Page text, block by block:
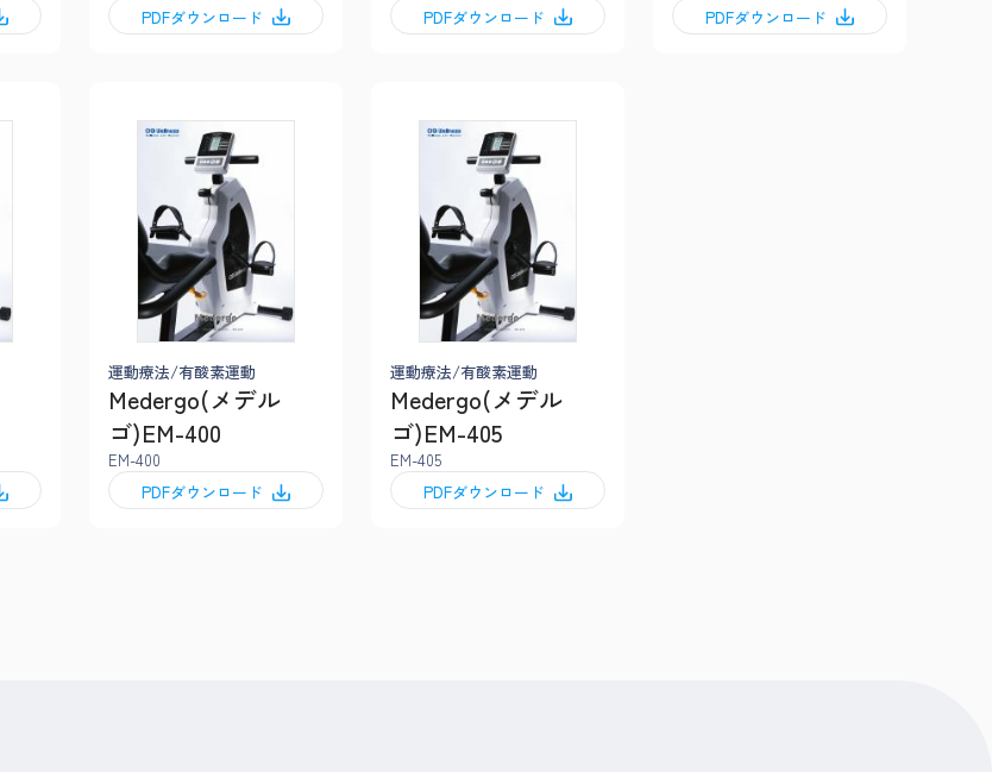
PDFダウンロード PDFダウンロード PDFダウンロード
運動療法/有酸素運動
Medergo(メデル
ゴ)EM-400
EM-400
PDFダウンロード
運動療法/有酸素運動
Medergo(メデル
ゴ)EM-405
EM-405
PDFダウンロード